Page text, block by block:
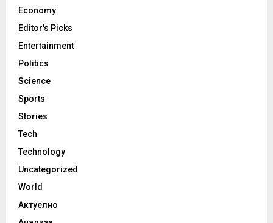
Economy
Editor's Picks
Entertainment
Politics
Science
Sports
Stories
Tech
Technology
Uncategorized
World
Актуелно